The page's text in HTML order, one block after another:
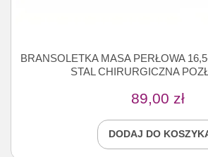
BRANSOLETKA MASA PERŁOWA
STAL CHIRURGICZNA
89,00 zł
DODAJ DO